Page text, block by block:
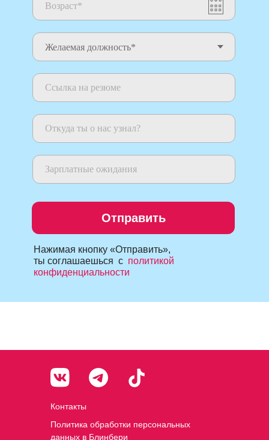
Нажимая кнопку «Отправить»,
ты соглашаешься с политикой
конфиденциальности
Отправить
Контакты
Политика обработки персональных
данных в Блинбери